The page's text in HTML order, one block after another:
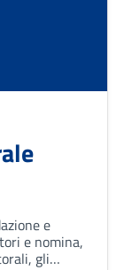
e
e nomina,
gli